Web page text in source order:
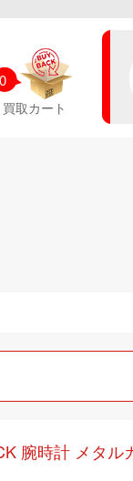
0
買取カート
腕時計 メタ